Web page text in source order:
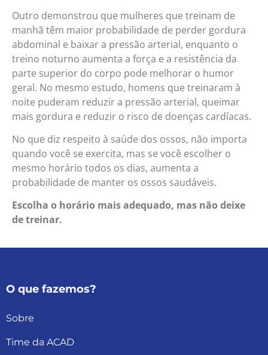
Outro demonstrou que mulheres que treinam de
manhã têm maior probabilidade de perder gordura
abdominal e baixar a pressão arterial, enquanto o
treino noturno aumenta a força e a resistência da
parte superior do corpo pode melhorar o humor
geral. No mesmo estudo, homens que treinaram à
noite puderam reduzir a pressão arterial, queimar
mais gordura e reduzir o risco de doenças cardíacas.
No que diz respeito à saúde dos ossos, não importa
quando você se exercita, mas se você escolher o
mesmo horário todos os dias, aumenta a
probabilidade de manter os ossos saudáveis.
Escolha o horário mais adequado, mas não deixe
de treinar.
O que fazemos?
Sobre
Time da ACAD